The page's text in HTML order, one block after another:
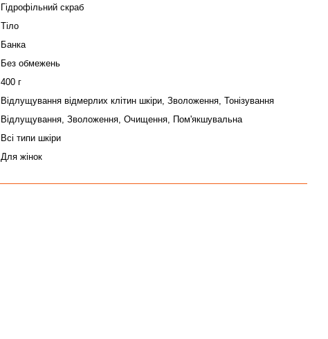
Гідрофільний скраб
Тіло
Банка
Без обмежень
400 г
Відлущування відмерлих клітин шкіри, Зволоження, Тонізування
Відлущування, Зволоження, Очищення, Пом'якшувальна
Всі типи шкіри
Для жінок